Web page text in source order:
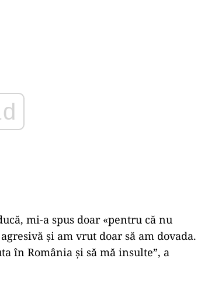
mi-a spus doar «pentru că nu
și am vrut doar să am dovada.
în România și să mă insulte”, a